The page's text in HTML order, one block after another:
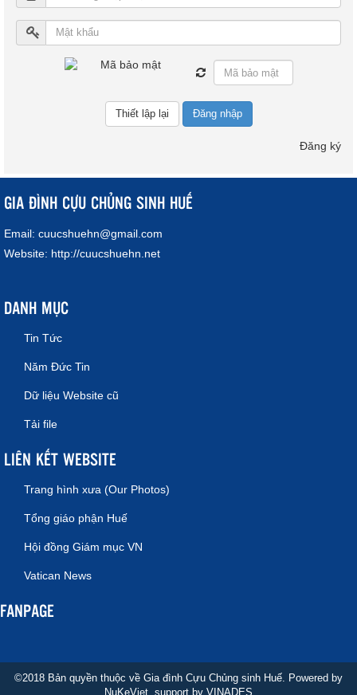
Đăng nhập
Đăng ký
GIA ĐÌNH CỰU CHỦNG SINH HUẾ
Email: cuucshuehn@gmail.com
Website: http://cuucshuehn.net
DANH MỤC
Tin Tức
Năm Đức Tin
Dữ liệu Website cũ
Tải file
LIÊN KẾT WEBSITE
Trang hình xưa (Our Photos)
Tổng giáo phận Huế
Hội đồng Giám mục VN
Vatican News
FANPAGE
©2018 Bản quyền thuộc về Gia đình Cựu Chủng sinh Huế. Powered by
NuKeViet , support by VINADES